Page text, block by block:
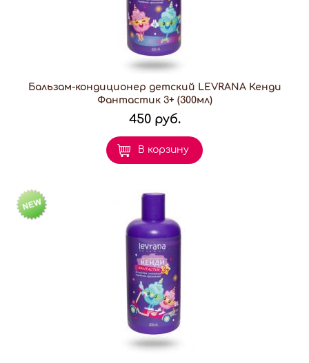
Бальзам-кондиционер детский LEVRANA Кенди
Фантастик 3+ (300мл)
450 руб.
В корзину